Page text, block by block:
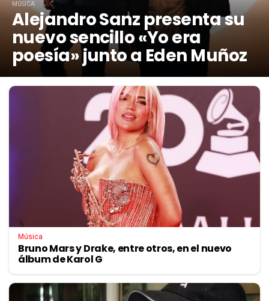
MÚSICA
Alejandro Sanz presenta su
nuevo sencillo «Yo era
poesía» junto a Eden Muñoz
Música
Bruno Mars y Drake, entre otros, en el nuevo
álbum de Karol G